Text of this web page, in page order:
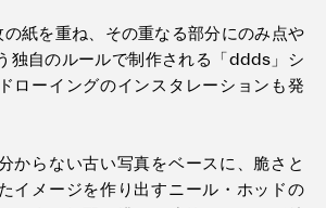
紙を重ね、その重なる部分にのみ点や
独自のルールで制作される「ddds」シ
ローイングのインスタレーションも発
からない古い写真をベースに、脆さと
イメージを作り出すニール・ホッドの